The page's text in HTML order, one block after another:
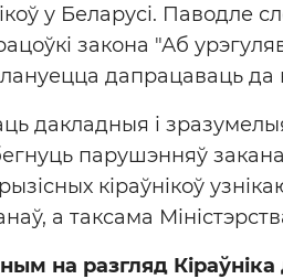
у Беларусі. Паводле
закона "Аб
дапрацаваць да
дакладныя і
парушэнняў
кіраўнікоў
а таксама
на разгляд